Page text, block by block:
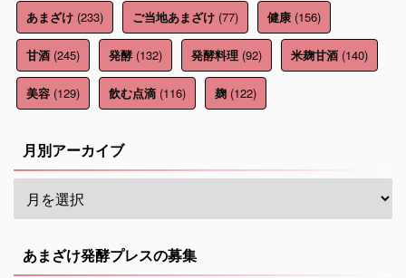
あまざけ (233) ご当地あまざけ (77) 健康 (156)
甘酒 (245) 発酵(132) 発酵料理 (92) 米麹甘酒 (140)
美容 (129) 飲む点滴 (116) 麹 (122)
月別アーカイブ
あまざけ発酵プレスの募集